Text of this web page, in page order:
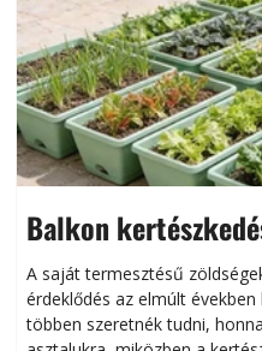
Balkon
Helytakarékos
A saját termesztésű
érdeklődés az elmúlt
többen szeretnék tudni,